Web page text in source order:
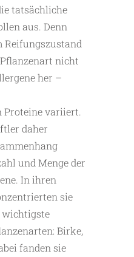
tatsächliche
aus. Denn
Reifungszustand
nicht
her –
Proteine variiert.
daher
und Menge der
In ihren
sie
wichtigste
Birke,
fanden sie